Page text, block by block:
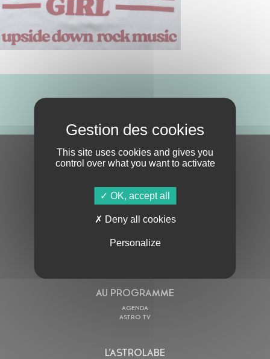
S'ABONNER À LA NEWSLETTER
AU PROGRAMME
AGENDA
ASTRO TV
L’ASTROLABE
This site uses cookies and gives you
control over what you want to activate
OK, accept all
Deny all cookies
Personalize